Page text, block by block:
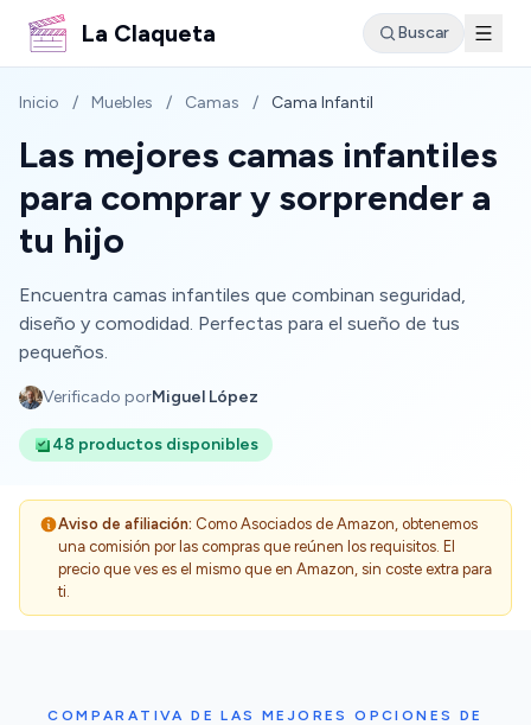
La Claqueta Buscar
Inicio / Muebles / Camas / Cama Infantil
Las mejores camas infantiles
para comprar y sorprender a
tu hijo
Encuentra camas infantiles que combinan seguridad,
diseño y comodidad. Perfectas para el sueño de tus
pequeños.
Verificado porMiguel López
48 productos disponibles
Aviso de afiliación: Como Asociados de Amazon, obtenemos
una comisión por las compras que reúnen los requisitos. El
precio que ves es el mismo que en Amazon, sin coste extra para
ti.
COMPARATIVA DE LAS MEJORES OPCIONES DE